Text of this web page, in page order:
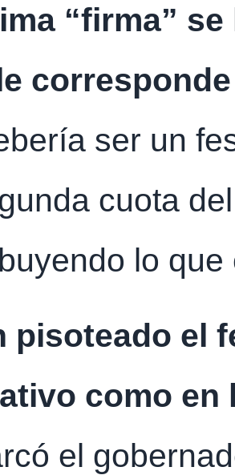
“firma”
ser un
cuota
lo que
pisoteado el
como
el